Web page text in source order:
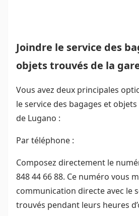
Joindre le service des
objets trouvés de la
Vous avez deux principales
le service des bagages et
de Lugano :
Par téléphone :
Composez directement le
848 44 66 88. Ce numéro vous
communication directe avec le
trouvés pendant leurs heures